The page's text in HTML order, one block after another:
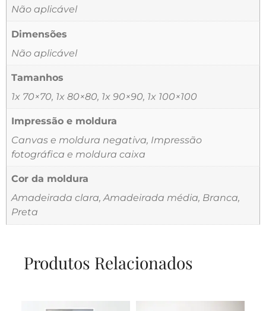
Não aplicável
Dimensões
Não aplicável
Tamanhos
1x 70×70, 1x 80×80, 1x 90×90, 1x 100×100
Impressão e moldura
Canvas e moldura negativa, Impressão
fotográfica e moldura caixa
Cor da moldura
Amadeirada clara, Amadeirada média, Branca,
Preta
Produtos Relacionados